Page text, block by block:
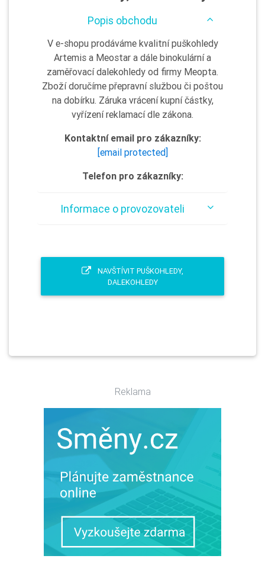
Popis obchodu
V e-shopu prodáváme kvalitní puškohledy
Artemis a Meostar a dále binokulární a
zaměřovací dalekohledy od firmy Meopta.
Zboží doručíme přepravní službou či poštou
na dobírku. Záruka vrácení kupní částky,
vyřízení reklamací dle zákona.
Kontaktní email pro zákazníky:
[email protected]
Telefon pro zákazníky:
Informace o provozovateli
NAVŠTÍVIT PUŠKOHLEDY,
DALEKOHLEDY
Reklama